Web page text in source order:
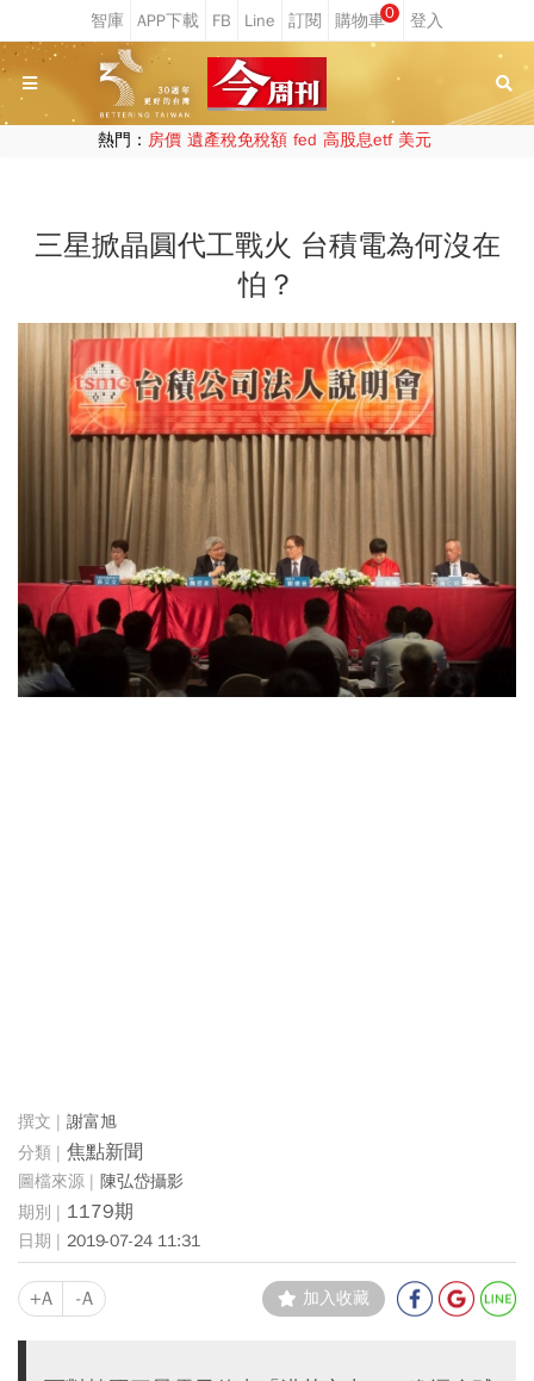
0
熱門： 房價 遺產稅免稅額 fed 高股息etf 美元
三星掀晶圓代工戰火 台積電為何沒在
怕？
謝富旭
焦點新聞
陳弘岱攝影
1179期
2019-07-24 11:31
+A -A 加入收藏